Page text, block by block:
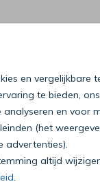
en vergelijkbare
te bieden,
en voor
(het
advertenties).
altijd
zijn